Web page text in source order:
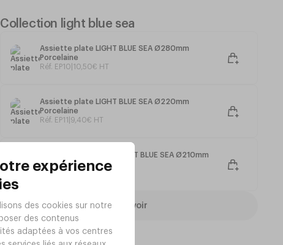
Passe au four, au micro-ondes et au lave-vaisselle,
Le caractère unique de chaque pièce garantit une expérience
Collection light blue sea
Assiette plate LIGHT BLUE SEA Ø280mm
Porcelaine
Réf. EP10 10 50€ HT
Assiette plate LIGHT BLUE SEA Ø220mm
Porcelaine
Réf. EP11 9 40€ HT
Assiette pasta bowl LIGHT BLUE SEA Ø210mm
Porcelaine
Réf. EP12| 13 ,20 € HT
Tout voir